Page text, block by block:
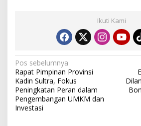
Ikuti Kami
N
a
v
i
Pos sebelumnya
Rapat Pimpinan Provinsi
Kadin Sultra, Fokus
Peningkatan Peran dalam
Pengembangan UMKM dan
Investasi